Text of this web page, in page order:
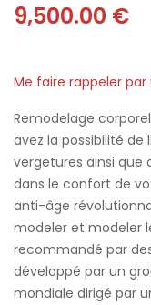
9,500.00 €
Me faire rappeler par
Remodelage
avez la possibilité de
vergetures ainsi que
dans le confort de
anti-âge
modeler et modeler
recommandé par
développé par un
mondiale dirigé par